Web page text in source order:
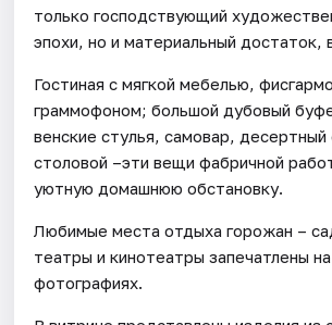
только господствующий
эпохи, но и материальный достаток,
Гостиная с мягкой мебелью,
граммофоном; большой дубовый
венские стулья, самовар, десертный
столовой –эти вещи фабричной
уютную домашнюю обстановку.
Любимые места отдыха горожан –
театры и кинотеатры запечатлены
фотографиях.